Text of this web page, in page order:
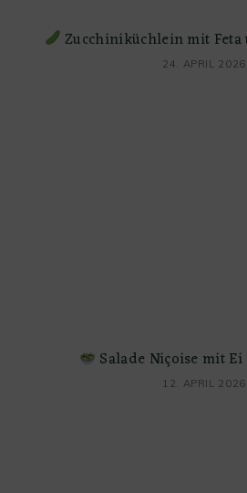
Zucchiniküchlein mit
24. APRIL 2026
Salade Niçoise mit
12. APRIL 2026